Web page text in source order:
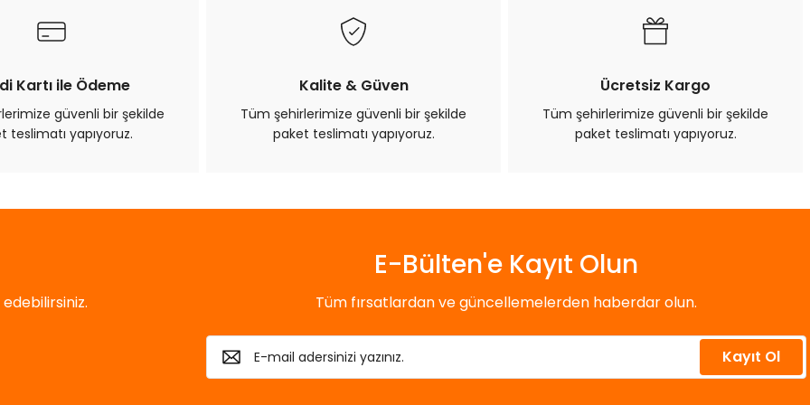
Kartı ile Ödeme
güvenli bir şekilde
teslimatı yapıyoruz.
Kalite & Güven
Tüm şehirlerimize güvenli bir şekilde
paket teslimatı yapıyoruz.
Ücretsiz Kargo
Tüm şehirlerimize güvenli bir şekilde
paket teslimatı yapıyoruz.
E-Bülten'e Kayıt Olun
Tüm fırsatlardan ve güncellemelerden haberdar olun.
Kayıt Ol